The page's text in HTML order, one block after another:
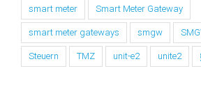
smart meter Smart Meter Gateway
smart meter gateways smgw
Steuern TMZ unit-e2 unite2